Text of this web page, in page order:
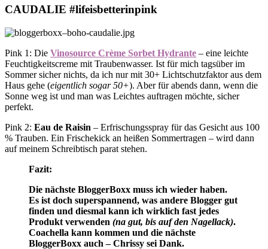
CAUDALIE #lifeisbetterinpink
Pink 1: Die Vinosource Crème Sorbet Hydrante – eine leichte
Feuchtigkeitscreme mit Traubenwasser. Ist für mich tagsüber im
Sommer sicher nichts, da ich nur mit 30+ Lichtschutzfaktor aus dem
Haus gehe (eigentlich sogar 50+). Aber für abends dann, wenn die
Sonne weg ist und man was Leichtes auftragen möchte, sicher
perfekt.
Pink 2: Eau de Raisin – Erfrischungsspray für das Gesicht aus 100
% Trauben. Ein Frischekick an heißen Sommertragen – wird dann
auf meinem Schreibtisch parat stehen.
Fazit:
Die nächste BloggerBoxx muss ich wieder haben.
Es ist doch superspannend, was andere Blogger gut
finden und diesmal kann ich wirklich fast jedes
Produkt verwenden (na gut, bis auf den Nagellack).
Coachella kann kommen und die nächste
BloggerBoxx auch – Chrissy sei Dank.